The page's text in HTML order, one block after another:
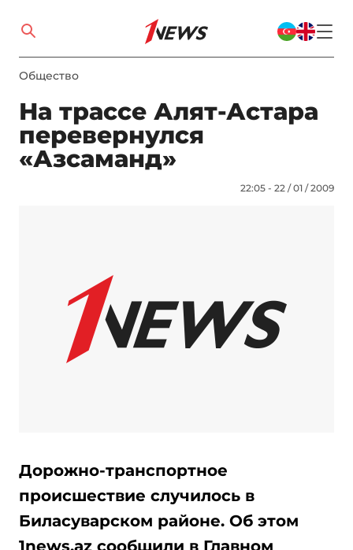
Общество
На трассе Алят-Астара
перевернулся
«Азсаманд»
22:05 - 22 / 01 / 2009
Дорожно-транспортное
происшествие случилось в
Биласуварском районе. Об этом
1news.az сообщили в Главном